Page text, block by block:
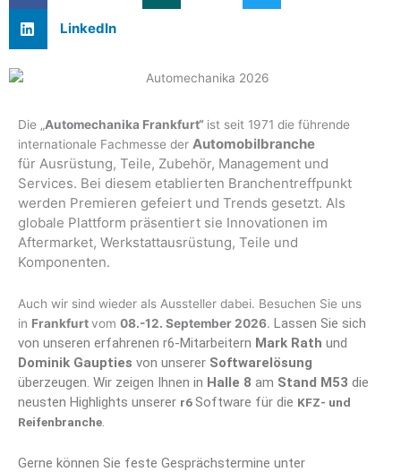
LinkedIn
Die „ Automechanika Frankfurt“ ist seit 1971 die führende
internationale Fachmesse der Automobilbranche
für Ausrüstung, Teile, Zubehör, Management und
Services. Bei diesem etablierten Branchentreffpunkt
werden Premieren gefeiert und Trends gesetzt. Als
globale Plattform präsentiert sie Innovationen im
Aftermarket, Werkstattausrüstung, Teile und
Komponenten.
Auch wir sind wieder als Aussteller dabei. Besuchen Sie uns
in Frankfurtvom 08.-12. September 2026. Lassen Sie sich
von unseren erfahrenen r6-Mitarbeitern Mark Rath und
Dominik Gaupties von unserer Softwarelösung
überzeugen. Wir zeigen Ihnen in Halle 8 am Stand M53 die
neusten Highlights unserer r6 Software für die KFZ- und
Reifenbranche.
Gerne können Sie feste Gesprächstermine unter